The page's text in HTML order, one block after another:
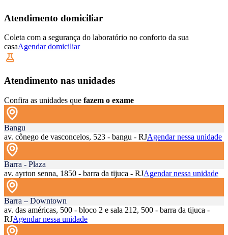
Atendimento domiciliar
Coleta com a segurança do laboratório no conforto da sua
casaAgendar domiciliar
Atendimento nas unidades
Confira as unidades que fazem o exame
Bangu
av. cônego de vasconcelos, 523 - bangu - RJAgendar nessa unidade
Barra - Plaza
av. ayrton senna, 1850 - barra da tijuca - RJAgendar nessa unidade
Barra – Downtown
av. das américas, 500 - bloco 2 e sala 212, 500 - barra da tijuca -
RJAgendar nessa unidade